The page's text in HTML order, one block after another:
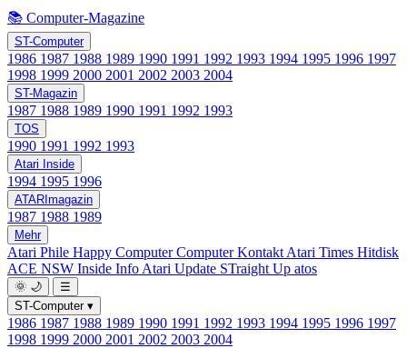
📚 Computer-Magazine
ST-Computer
1986 1987 1988 1989 1990 1991 1992 1993 1994 1995 1996 1997
1998 1999 2000 2001 2002 2003 2004
ST-Magazin
1987 1988 1989 1990 1991 1992 1993
TOS
1990 1991 1992 1993
Atari Inside
1994 1995 1996
ATARImagazin
1987 1988 1989
Mehr
Atari Phile Happy ComputerComputer Kontakt Atari Times Hitdisk
ACE NSW Inside Info Atari Update STraight Up atos
🌞 🌙
☰
ST-Computer ▾
1986 1987 1988 1989 1990 1991 1992 1993 1994 1995 1996 1997
1998 1999 2000 2001 2002 2003 2004